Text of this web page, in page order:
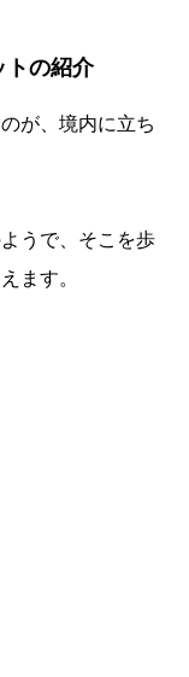
トの紹介
が、境内に立ち
うで、そこを歩
ます。